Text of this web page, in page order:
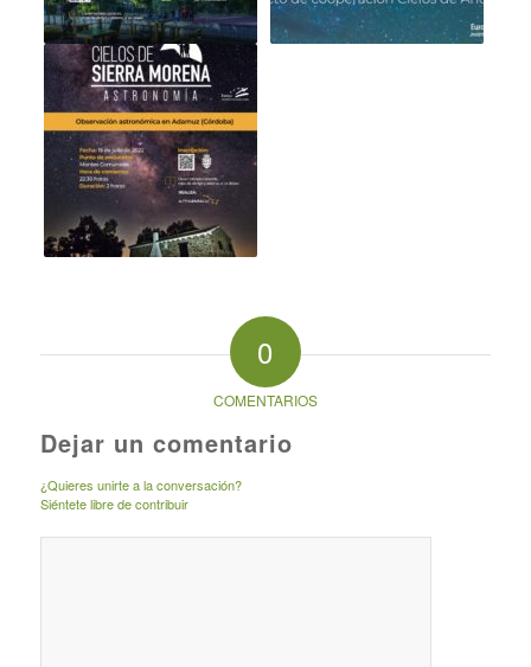
0
COMENTARIOS
Dejar un comentario
¿Quieres unirte a la conversación?
Siéntete libre de contribuir